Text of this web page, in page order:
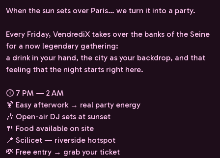
When the sun sets over Paris… we turn it into a party.
Every Friday, VendrediX takes over the banks of the Seine
for a now legendary gathering:
a drink in your hand, the city as your backdrop, and that
feeling that the night starts right here.
🕕 7 PM — 2 AM
🍹 Easy afterwork → real party energy
🎶 Open-air DJ sets at sunset
🍴 Food available on site
📍 Scilicet — riverside hotspot
💸 Free entry → grab your ticket